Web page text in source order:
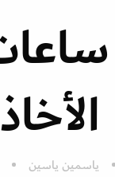
ياسمين ياسين